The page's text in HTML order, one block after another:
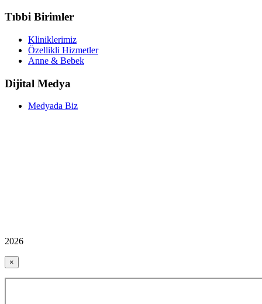
Tıbbi Birimler
Kliniklerimiz
Özellikli Hizmetler
Anne & Bebek
Dijital Medya
Medyada Biz
2026
×